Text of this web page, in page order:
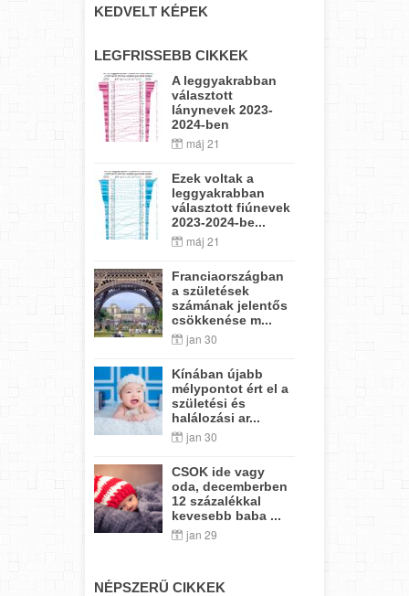
KEDVELT KÉPEK
LEGFRISSEBB CIKKEK
A leggyakrabban
választott
lánynevek 2023-
2024-ben
máj 21
Ezek voltak a
leggyakrabban
választott fiúnevek
2023-2024-be...
máj 21
Franciaországban
a születések
számának jelentős
csökkenése m...
jan 30
Kínában újabb
mélypontot ért el a
születési és
halálozási ar...
jan 30
CSOK ide vagy
oda, decemberben
12 százalékkal
kevesebb baba ...
jan 29
NÉPSZERŰ CIKKEK